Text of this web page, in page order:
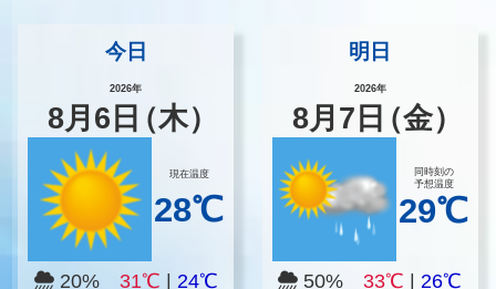
今日
2026年
8月 6 日（木）
現在温度
28℃
20% 31℃ 24℃
明日
2026年
8月 7 日（金）
同時刻の
予想温度
29℃
50%33℃ |26℃